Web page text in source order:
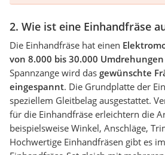
2. Wie ist eine Einhandfräse
Die Einhandfräse hat einen
von 8.000 bis 30.000
Spannzange wird das gewünschte
eingespannt. Die Grundplatte der
speziellem Gleitbelag ausgestattet.
für die Einhandfräse erleichtern die
beispielsweise Winkel, Anschläge,
Hochwertige Einhandfräsen gibt es